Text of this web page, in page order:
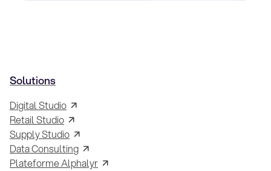
Solutions
Digital Studio
Retail Studio
Supply Studio
Data Consulting
Plateforme Alphalyr